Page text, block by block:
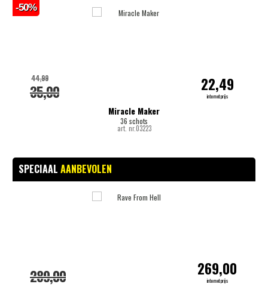
Miracle Maker
36 schots
art. nr.03223
35,00
44,99 22,49
internetprijs
-50%
SPECIAAL AANBEVOLEN
289,00 269,00
internetprijs